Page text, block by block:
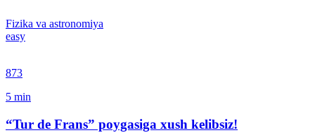
Fizika va astronomiya
easy
873
5 min
“Tur de Frans” poygasiga xush kelibsiz!